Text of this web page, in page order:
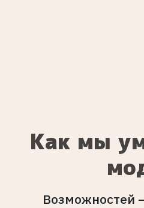
Как мы
Возможностей